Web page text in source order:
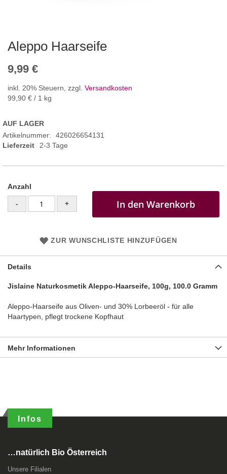
Aleppo Haarseife
9,99 €
inkl. 20% Steuern, zzgl. Versandkosten
99,90 € / 1 kg
AUF LAGER
Artikelnummer
426026654131
Lieferzeit
2-3 Tage
Anzahl
- + In den Warenkorb
ZUR WUNSCHLISTE HINZUFÜGEN
Details
Jislaine Naturkosmetik Aleppo-Haarseife, 100g, 100.0 Gramm
Aleppo-Haarseife aus Oliven- und 30% Lorbeeröl - für alle
Haartypen, pflegt trockene Kopfhaut
Mehr Informationen
Infos
…natürlich Bio Österreich
Unsere Filialen